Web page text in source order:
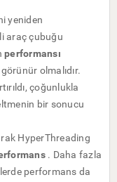
yeniden
araç çubuğu
performansı
olmalıdır.
çoğunlukla
bir sonucu
HyperThreading
. Daha fazla
performans da